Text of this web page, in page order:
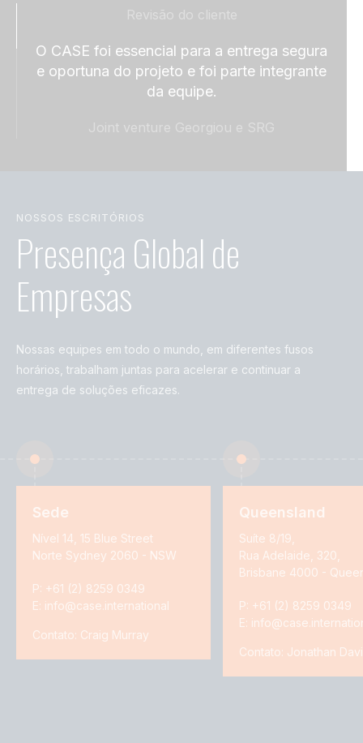
O CASE foi essencial para a entrega segura
e oportuna do projeto e foi parte integrante
da equipe.
NOSSOS ESCRITÓRIOS
Presença Global de
Empresas
Nossas equipes em todo o mundo, em diferentes fusos
horários, trabalham juntas para acelerar e continuar a
entrega de soluções eficazes.
Sede
Nível 14, 15 Blue Street
Norte Sydney 2060 - NSW
P: +61 (2) 8259 0349
E: info@case.international
Contato: Craig Murray
Queensland
Suíte 8/19,
Rua Adelaide, 320,
Brisbane 4000 -
P: +61 (2) 8259 0349
E:
Contato: Jonathan